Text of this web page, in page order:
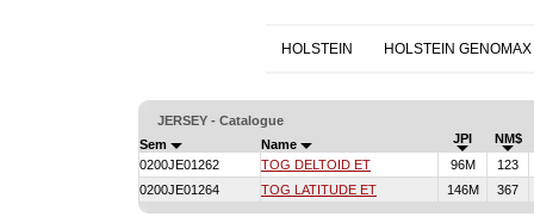
HOLSTEIN HOLSTEIN GENOMAX
JERSEY - Catalogue
Sem
Name JPI
NM$
0200JE01262
TOG DELTOID ET 96M
123
0200JE01264
TOG LATITUDE ET 146M 367